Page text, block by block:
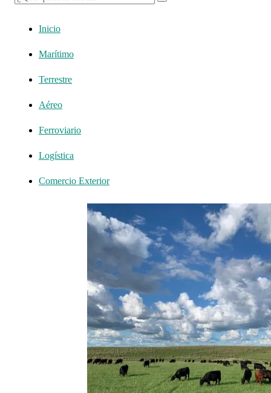
Inicio
Marítimo
Terrestre
Aéreo
Ferroviario
Logística
Comercio Exterior